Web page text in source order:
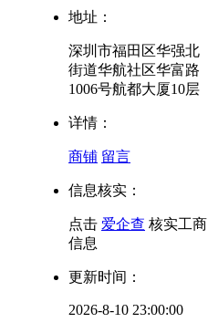
地址：
深圳市福田区华强北
街道华航社区华富路
1006号航都大厦10层
详情：
商铺 留言
信息核实：
点击 爱企查 核实工商
信息
更新时间：
2026-8-10 23:00:00